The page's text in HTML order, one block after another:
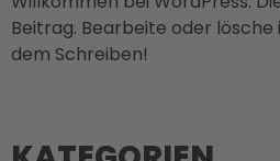
Beitrag. Bearbeite oder
dem Schreiben!